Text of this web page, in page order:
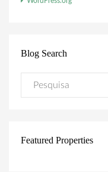
Blog Search
Featured Properties